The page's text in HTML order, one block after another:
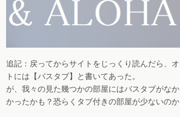
追記：戻ってからサイトをじっくり読んだら、
トには【バスタブ】と書いてあった。
が、我々の見た幾つかの部屋にはバスタブがな
かったかも？恐らくタブ付きの部屋が少ないのか